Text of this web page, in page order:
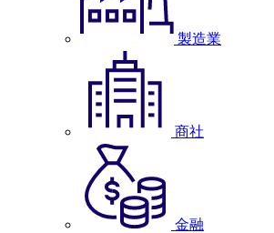
製造業
商社
金融